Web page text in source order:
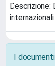
Descrizione:
internazionali
I